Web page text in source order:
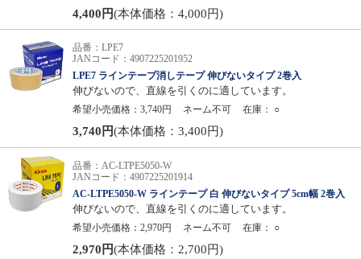
4,400円(本体価格：4,000円)
品番：LPE7
JANコード：4907225201952
LPE7 ラインテープ消しテープ 伸びないタイプ 2巻入
伸びないので、直線を引くのに適しています。
希望小売価格：3,740円
ネーム不可 在庫： ○
3,740円(本体価格：3,400円)
品番：AC-LTPE5050-W
JANコード：4907225201914
AC-LTPE5050-W ラインテープ 白 伸びないタイプ 5cm幅 2巻入
伸びないので、直線を引くのに適しています。
希望小売価格：2,970円
ネーム不可 在庫： ○
2,970円(本体価格：2,700円)